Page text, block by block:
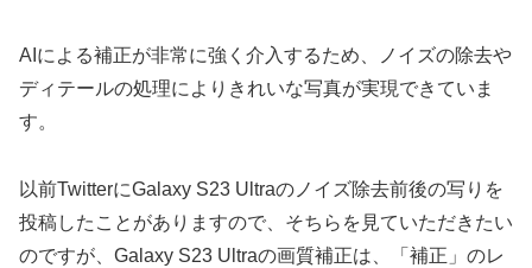
AIによる補正が非常に強く介入するため、ノイズの除去や
ディテールの処理によりきれいな写真が実現できていま
す。
以前TwitterにGalaxy S23 Ultraのノイズ除去前後の写りを
投稿したことがありますので、そちらを見ていただきたい
のですが、Galaxy S23 Ultraの画質補正は、「補正」のレ